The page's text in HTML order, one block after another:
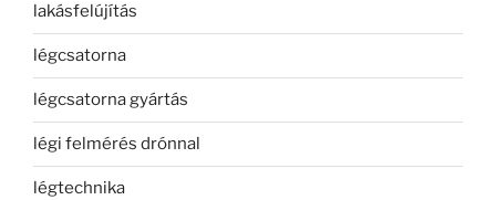
lakásfelújítás
légcsatorna
légcsatorna gyártás
légi felmérés drónnal
légtechnika